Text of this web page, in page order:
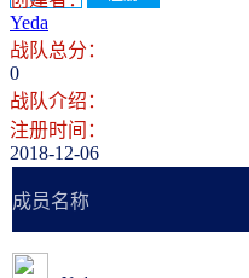
Yeda
战队总分：
0
战队介绍：
注册时间：
2018-12-06
成员名称